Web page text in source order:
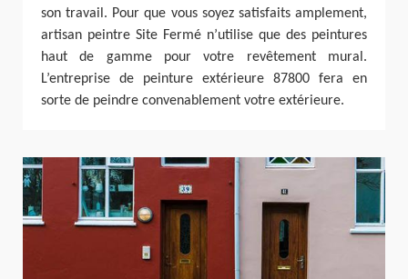
son travail. Pour que vous soyez satisfaits amplement,
artisan peintre Site Fermé n’utilise que des peintures
haut de gamme pour votre revêtement mural.
L’entreprise de peinture extérieure 87800 fera en
sorte de peindre convenablement votre extérieure.